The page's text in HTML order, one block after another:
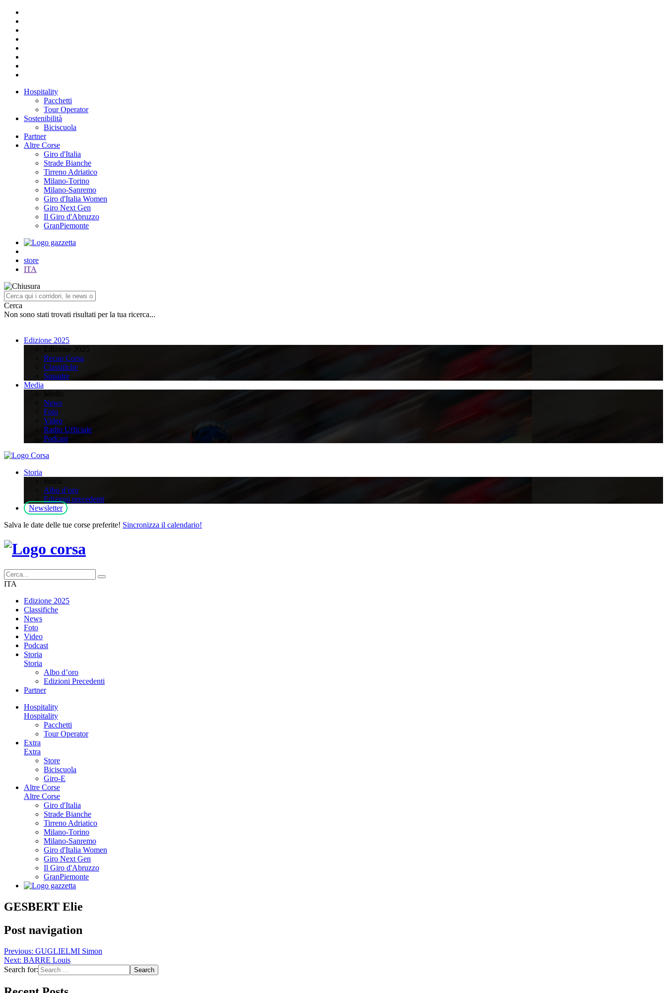
Hospitality
Pacchetti
Tour Operator
Sostenibilità
Biciscuola
Partner
Altre Corse
Giro d'Italia
Strade Bianche
Tirreno Adriatico
Milano-Torino
Milano-Sanremo
Giro d'Italia Women
Giro Next Gen
Il Giro d'Abruzzo
GranPiemonte
store
ITA
Cerca
Non sono stati trovati risultati per la tua ricerca...
Edizione 2025
Recap Corsa
Classifiche
Squadre
Media
News
Foto
Video
Radio Ufficiale
Podcast
Storia
Albo d’oro
Edizioni precedenti
Newsletter
Salva le date delle tue corse preferite! Sincronizza il calendario!
ITA
Edizione 2025
Classifiche
News
Foto
Video
Podcast
Storia
Storia
Albo d’oro
Edizioni Precedenti
Partner
Hospitality
Hospitality
Pacchetti
Tour Operator
Extra
Extra
Store
Biciscuola
Giro-E
Altre Corse
Altre Corse
Giro d'Italia
Strade Bianche
Tirreno Adriatico
Milano-Torino
Milano-Sanremo
Giro d'Italia Women
Giro Next Gen
Il Giro d'Abruzzo
GranPiemonte
GESBERT Elie
Post navigation
Previous: GUGLIELMI Simon
Next: BARRE Louis
Search for: